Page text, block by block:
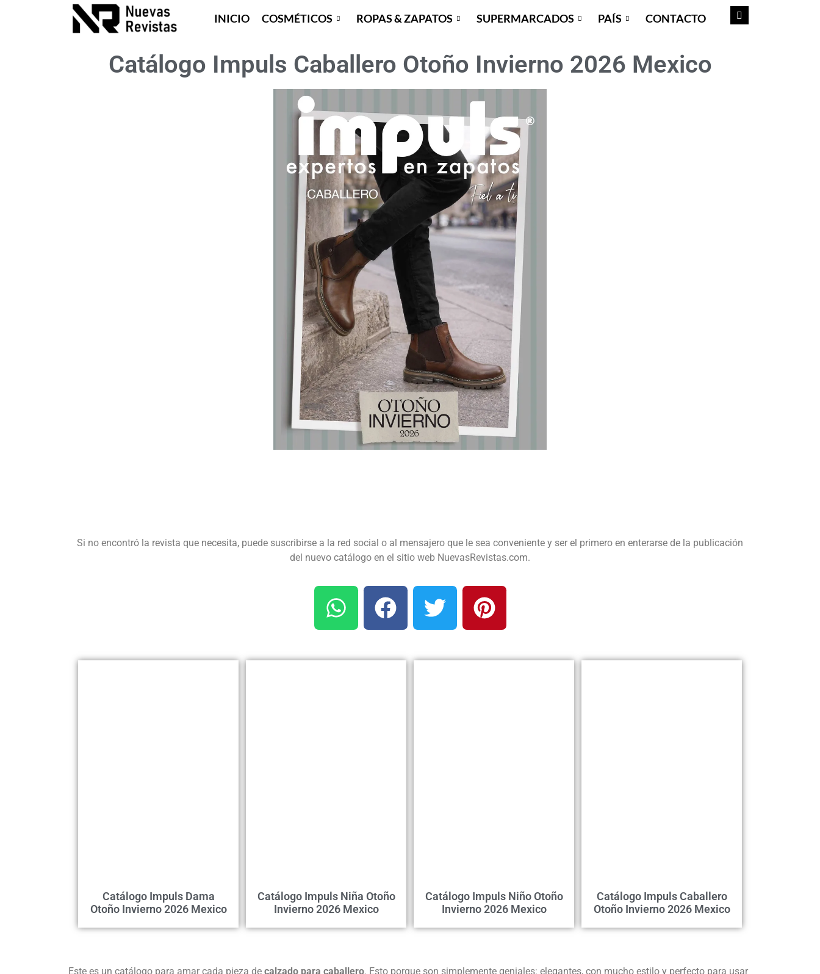
INICIO COSMÉTICOS ROPAS & ZAPATOS SUPERMARCADOS PAÍS CONTACTO
Catálogo Impuls Caballero Otoño Invierno 2026 Mexico
Si no encontró la revista que necesita, puede suscribirse a la red social o al mensajero que le sea conveniente y ser el primero en enterarse de la publicación
del nuevo catálogo en el sitio web NuevasRevistas.com.
Catálogo Impuls Dama
Otoño Invierno 2026 Mexico
Catálogo Impuls Niña Otoño
Invierno 2026 Mexico
Catálogo Impuls Niño Otoño
Invierno 2026 Mexico
Catálogo Impuls Caballero
Otoño Invierno 2026 Mexico
Este es un catálogo para amar cada pieza de calzado para caballero. Esto porque son simplemente geniales: elegantes, con mucho estilo y perfecto para usar